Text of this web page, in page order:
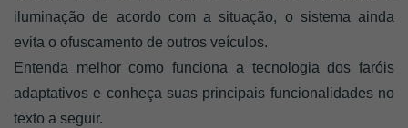
iluminação de acordo com a situação, o sistema ainda
evita o ofuscamento de outros veículos.
Entenda melhor como funciona a tecnologia dos faróis
adaptativos e conheça suas principais funcionalidades no
texto a seguir.